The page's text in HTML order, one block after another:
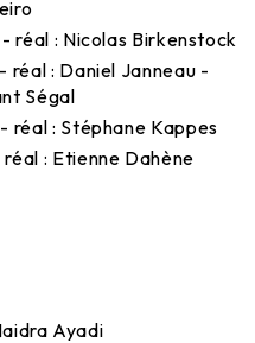
- réal : Nicolas Birkenstock
- réal : Daniel Janneau -
Ségal
- réal : Stéphane Kappes
réal : Etienne Dahène
Ayadi